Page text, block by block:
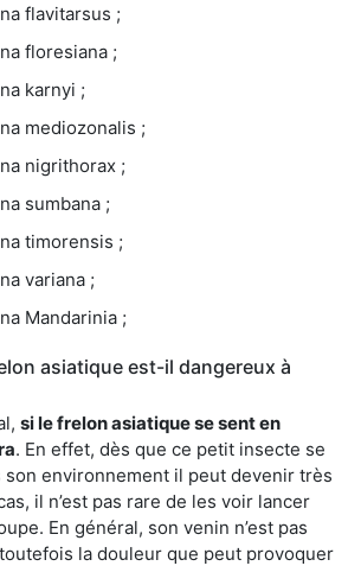
flavitarsus ;
floresiana ;
karnyi ;
mediozonalis ;
nigrithorax ;
sumbana ;
timorensis ;
variana ;
Mandarinia ;
asiatique est-il dangereux à
si le frelon asiatique se sent en
. En effet, dès que ce petit insecte se
son environnement il peut devenir très
il n’est pas rare de les voir lancer
En général, son venin n’est pas
la douleur que peut provoquer